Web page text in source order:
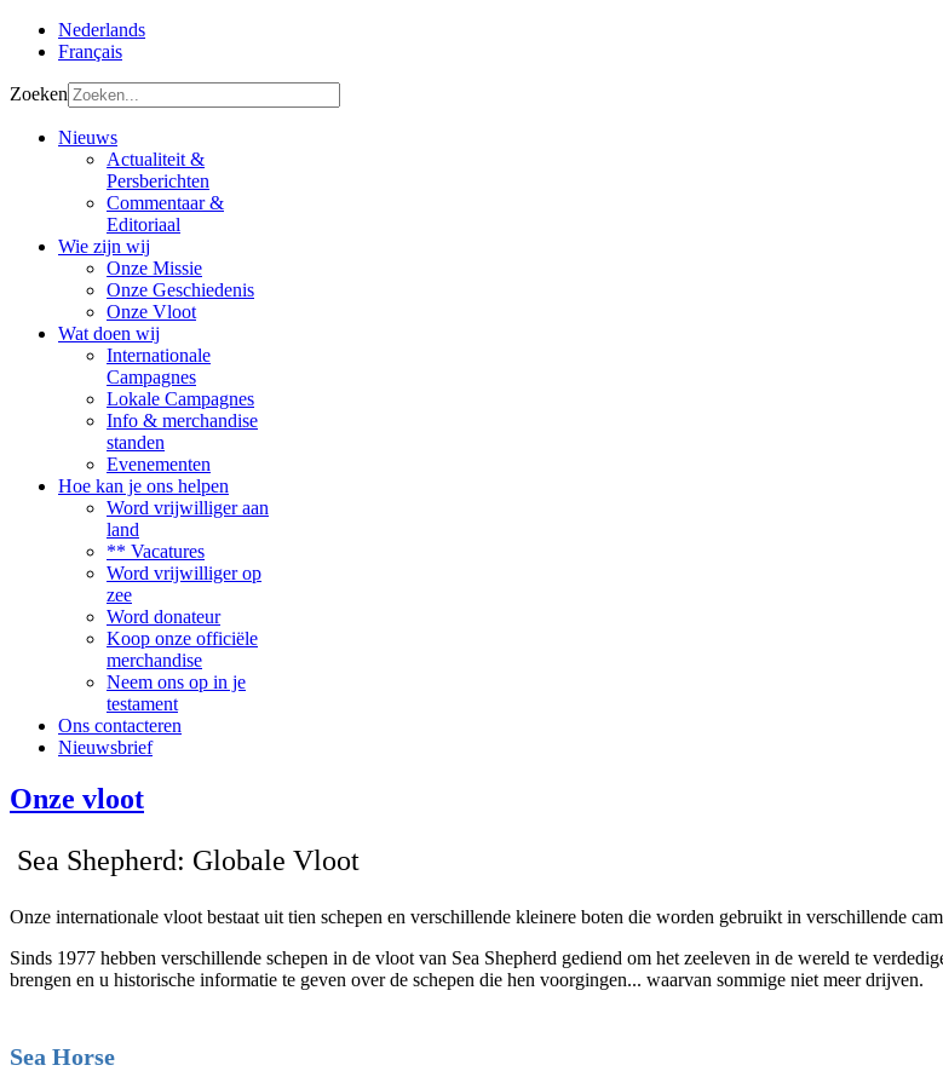
Nederlands
Français
Zoeken
Nieuws
Actualiteit &
Persberichten
Commentaar &
Editoriaal
Wie zijn wij
Onze Missie
Onze Geschiedenis
Onze Vloot
Wat doen wij
Internationale
Campagnes
Lokale Campagnes
Info & merchandise
standen
Evenementen
Hoe kan je ons helpen
Word vrijwilliger aan
land
** Vacatures
Word vrijwilliger op
zee
Word donateur
Koop onze officiële
merchandise
Neem ons op in je
testament
Ons contacteren
Nieuwsbrief
Onze vloot
Sea Shepherd: Globale Vloot
Onze internationale vloot bestaat uit tien schepen en verschillende kleinere boten die worden gebruikt in verschillende
Sinds 1977 hebben verschillende schepen in de vloot van Sea Shepherd gediend om het zeeleven in de wereld te
brengen en u historische informatie te geven over de schepen die hen voorgingen... waarvan sommige niet meer drijven.
Sea Horse